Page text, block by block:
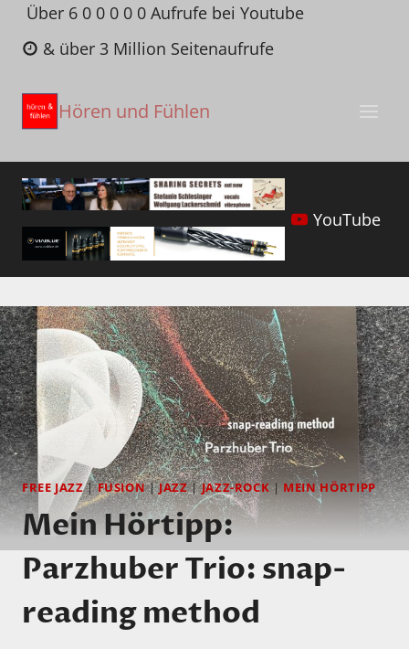
Zum
Inhalt
springen
Über 6 0 0 0 0 0 Aufrufe bei Youtube
& über 3 Million Seitenaufrufe
Hören und Fühlen
YouTube
FREE JAZZ|FUSION|JAZZ|JAZZ-ROCK|MEIN HÖRTIPP
Mein Hörtipp:
Parzhuber Trio: snap-
reading method